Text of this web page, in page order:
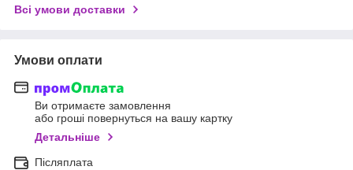
Всі умови доставки
Умови оплати
Ви отримаєте замовлення
або гроші повернуться на вашу картку
Детальніше
Післяплата